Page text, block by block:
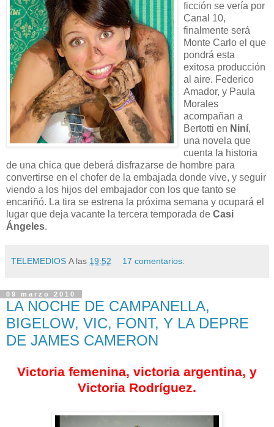
ficción se vería por
Canal 10,
finalmente será
Monte Carlo el que
pondrá esta
exitosa producción
al aire. Federico
Amador, y Paula
Morales
acompañan a
Bertotti en Niní,
una novela que
cuenta la historia
de una chica que deberá disfrazarse de hombre para
convertirse en el chofer de la embajada donde vive, y seguir
viendo a los hijos del embajador con los que tanto se
encariñó. La tira se estrena la próxima semana y ocupará el
lugar que deja vacante la tercera temporada de Casi
Ángeles.
TELEMEDIOS A las 19:52 17 comentarios:
09 marzo 2010
LA NOCHE DE CAMPANELLA,
BIGELOW, VIC, FONT, Y LA DEPRE
DE JAMES CAMERON
Victoria femenina, victoria argentina, y
Victoria Rodríguez.